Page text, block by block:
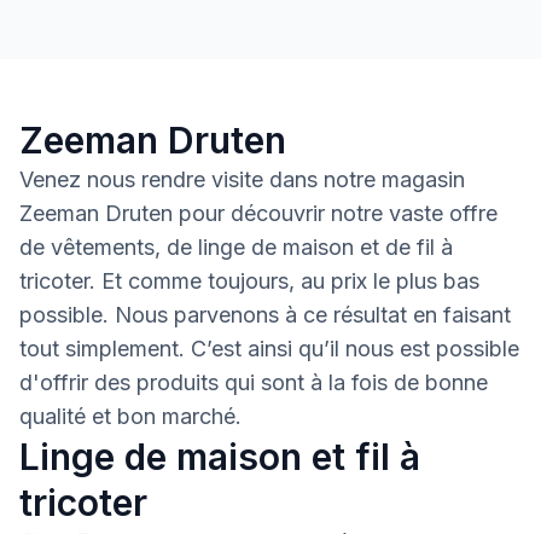
Zeeman Druten
Venez nous rendre visite dans notre magasin
Zeeman Druten pour découvrir notre vaste offre
de vêtements, de linge de maison et de fil à
tricoter. Et comme toujours, au prix le plus bas
possible. Nous parvenons à ce résultat en faisant
tout simplement. C’est ainsi qu’il nous est possible
d'offrir des produits qui sont à la fois de bonne
qualité et bon marché.
Linge de maison et fil à
tricoter